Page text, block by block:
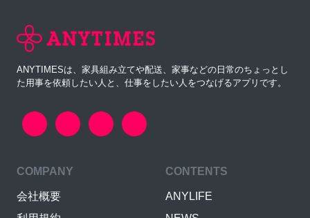
ANYTIMESは、家具組み立てや配送、家事などの日常のちょっとし
た用事を依頼したい人と、仕事をしたい人をつなげるアプリです。
COMPANY
会社概要
CONTENTS
ANYLIFE